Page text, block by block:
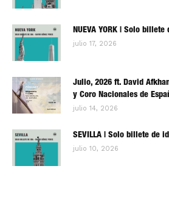
NUEVA YORK | Solo billete
julio 17, 2026
Julio, 2026 ft. David
y Coro Nacionales de
julio 14, 2026
SEVILLA | Solo billete de
julio 10, 2026